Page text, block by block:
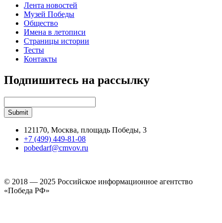
Лента новостей
Музей Победы
Общество
Имена в летописи
Страницы истории
Тесты
Контакты
Подпишитесь на рассылку
121170, Москва, площадь Победы, 3
+7 (499) 449-81-08
pobedarf@cmvov.ru
© 2018 — 2025 Российское информационное агентство
«Победа РФ»